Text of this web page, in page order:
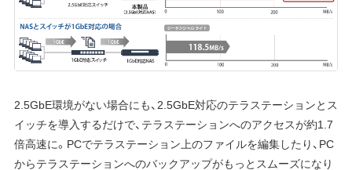
2.5GbE環境がない場合にも、2.5GbE対応のテラステーションとス
イッチを導入するだけで、テラステーションへのアクセスが約1.7
倍高速に。PCでテラステーション上のファイルを編集したり、PC
からテラステーションへのバックアップがもっとスムーズになり